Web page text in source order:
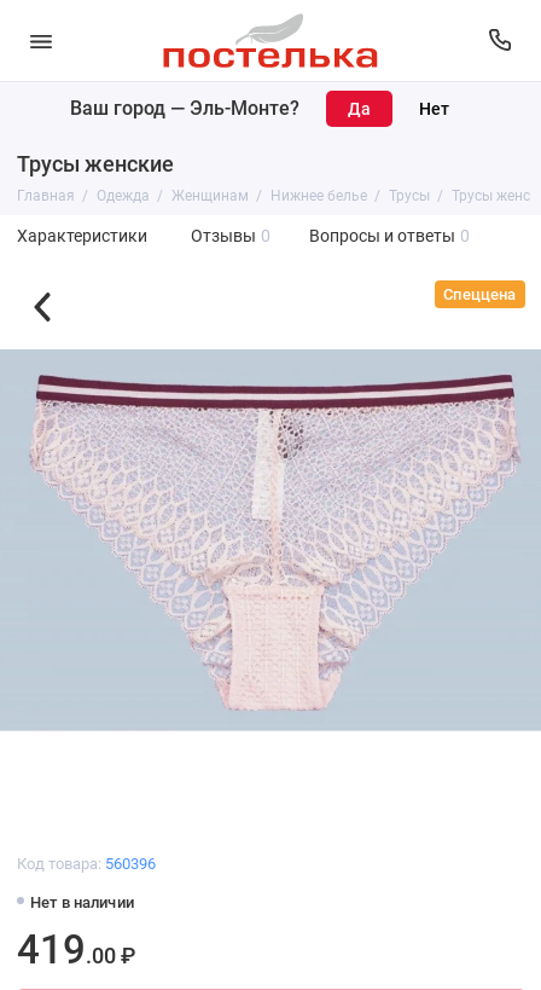
Ваш город — Эль-Монте?
Трусы женские
Главная Одежда Женщинам Нижнее белье Трусы Трусы
Характеристики Отзывы 0 Вопросы и ответы 0
Спеццена
Код товара: 560396
Нет в наличии
419.00 ₽